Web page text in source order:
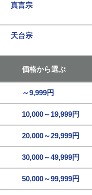
真言宗
天台宗
価格から選ぶ
～9,999円
10,000～19,999円
20,000～29,999円
30,000～49,999円
50,000～99,999円